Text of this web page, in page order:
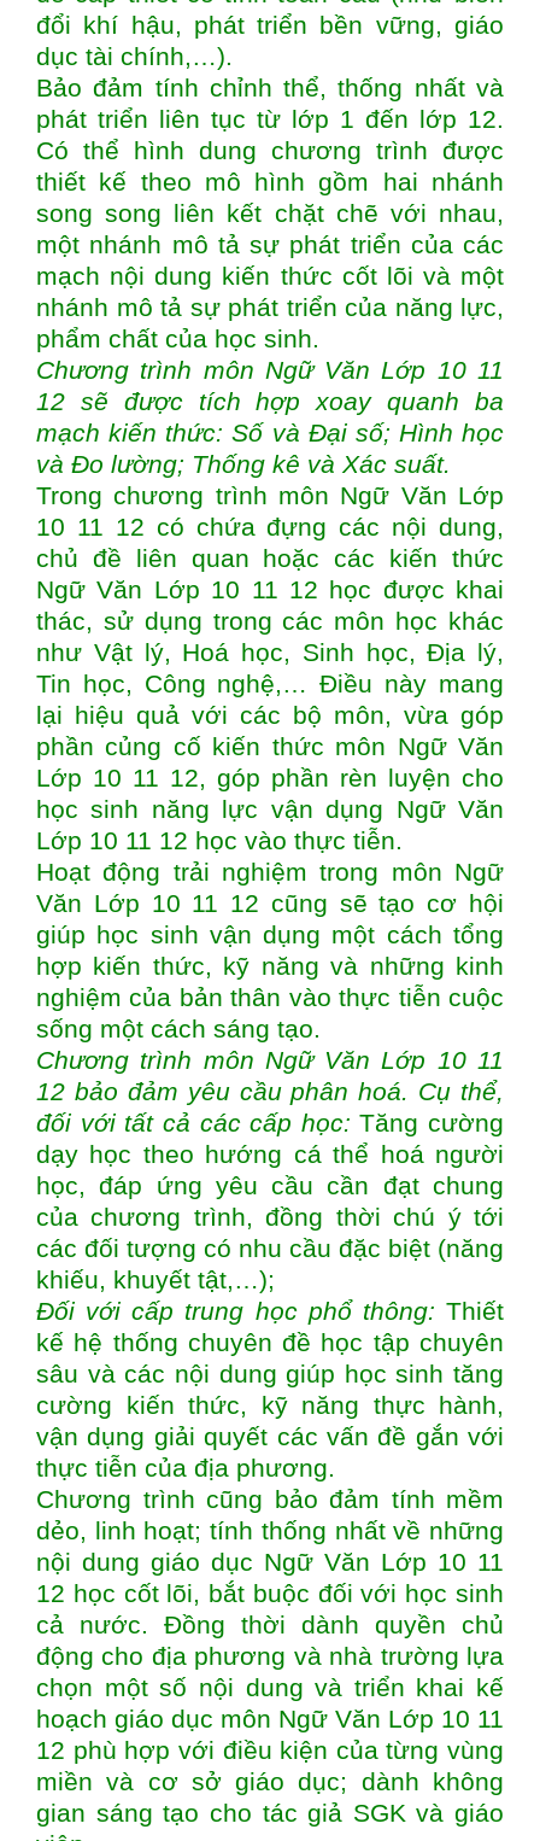
đổi khí hậu, phát triển bền vững, giáo
dục tài chính,…).
Bảo đảm tính chỉnh thể, thống nhất và
phát triển liên tục từ lớp 1 đến lớp 12.
Có thể hình dung chương trình được
thiết kế theo mô hình gồm hai nhánh
song song liên kết chặt chẽ với nhau,
một nhánh mô tả sự phát triển của các
mạch nội dung kiến thức cốt lõi và một
nhánh mô tả sự phát triển của năng lực,
phẩm chất của học sinh.
Chương trình môn Ngữ Văn Lớp 10 11
12 sẽ được tích hợp xoay quanh ba
mạch kiến thức: Số và Đại số; Hình học
và Đo lường; Thống kê và Xác suất.
Trong chương trình môn Ngữ Văn Lớp
10 11 12 có chứa đựng các nội dung,
chủ đề liên quan hoặc các kiến thức
Ngữ Văn Lớp 10 11 12 học được khai
thác, sử dụng trong các môn học khác
như Vật lý, Hoá học, Sinh học, Địa lý,
Tin học, Công nghệ,… Điều này mang
lại hiệu quả với các bộ môn, vừa góp
phần củng cố kiến thức môn Ngữ Văn
Lớp 10 11 12, góp phần rèn luyện cho
học sinh năng lực vận dụng Ngữ Văn
Lớp 10 11 12 học vào thực tiễn.
Hoạt động trải nghiệm trong môn Ngữ
Văn Lớp 10 11 12 cũng sẽ tạo cơ hội
giúp học sinh vận dụng một cách tổng
hợp kiến thức, kỹ năng và những kinh
nghiệm của bản thân vào thực tiễn cuộc
sống một cách sáng tạo.
Chương trình môn Ngữ Văn Lớp 10 11
12 bảo đảm yêu cầu phân hoá. Cụ thể,
đối với tất cả các cấp học: Tăng cường
dạy học theo hướng cá thể hoá người
học, đáp ứng yêu cầu cần đạt chung
của chương trình, đồng thời chú ý tới
các đối tượng có nhu cầu đặc biệt (năng
khiếu, khuyết tật,…);
Đối với cấp trung học phổ thông: Thiết
kế hệ thống chuyên đề học tập chuyên
sâu và các nội dung giúp học sinh tăng
cường kiến thức, kỹ năng thực hành,
vận dụng giải quyết các vấn đề gắn với
thực tiễn của địa phương.
Chương trình cũng bảo đảm tính mềm
dẻo, linh hoạt; tính thống nhất về những
nội dung giáo dục Ngữ Văn Lớp 10 11
12 học cốt lõi, bắt buộc đối với học sinh
cả nước. Đồng thời dành quyền chủ
động cho địa phương và nhà trường lựa
chọn một số nội dung và triển khai kế
hoạch giáo dục môn Ngữ Văn Lớp 10 11
12 phù hợp với điều kiện của từng vùng
miền và cơ sở giáo dục; dành không
gian sáng tạo cho tác giả SGK và giáo